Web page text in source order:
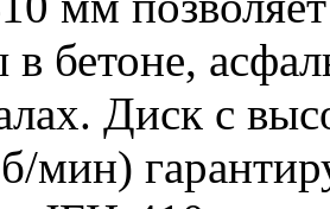
в бетоне,
Диск с
мин)